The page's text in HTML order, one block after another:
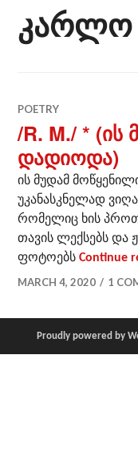
კარლო
POETRY
/R. M./ * (ის
დადიოდა)
ის მუდამ
უკანასკნელად
რომელიც ხის
თავის ლექსებს და
ფოტოებსContinue
MARCH 4, 2020
1
Proudly powered by